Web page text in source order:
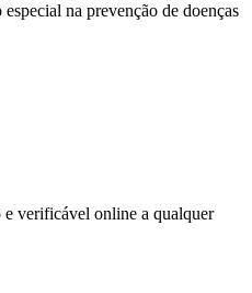
na prevenção de doenças
verificável online a qualquer